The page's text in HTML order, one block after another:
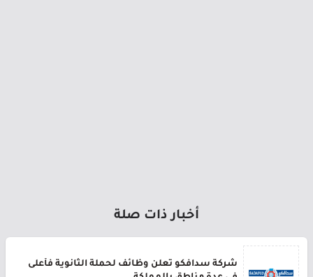
أخبار ذات صلة
شركة سدافكو تعلن وظائف لحملة الثانوية فأعلى